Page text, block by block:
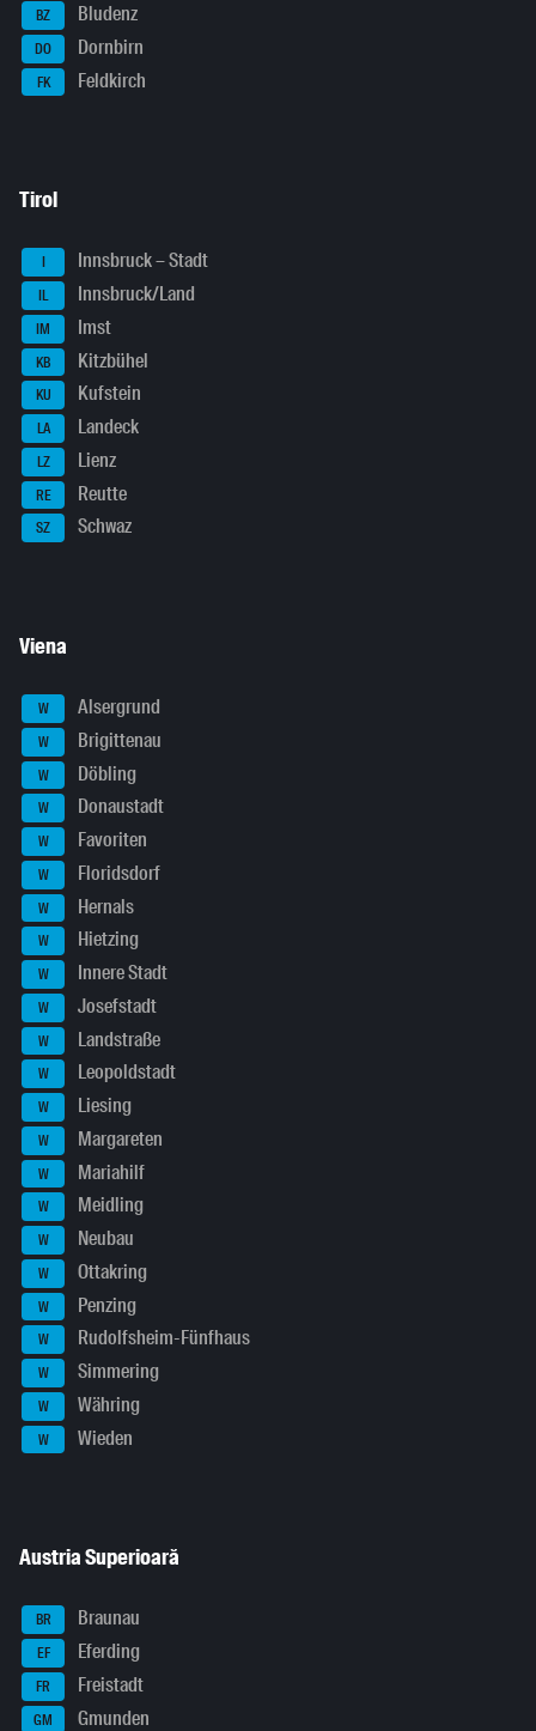
BZ Bludenz
DO Dornbirn
FK Feldkirch
Tirol
I Innsbruck – Stadt
IL Innsbruck/Land
IM Imst
KB Kitzbühel
KU Kufstein
LA Landeck
LZ Lienz
RE Reutte
SZ Schwaz
Viena
W Alsergrund
W Brigittenau
W Döbling
W Donaustadt
W Favoriten
W Floridsdorf
W Hernals
W Hietzing
W Innere Stadt
W Josefstadt
W Landstraße
W Leopoldstadt
W Liesing
W Margareten
W Mariahilf
W Meidling
W Neubau
W Ottakring
W Penzing
W Rudolfsheim-Fünfhaus
W Simmering
W Währing
W Wieden
Austria Superioară
BR Braunau
EF Eferding
FR Freistadt
GM Gmunden